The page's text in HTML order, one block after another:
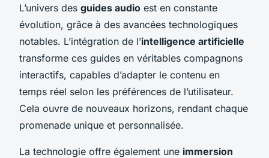
L’univers des guides audio est en constante
évolution, grâce à des avancées technologiques
notables. L’intégration de l’intelligence artificielle
transforme ces guides en véritables compagnons
interactifs, capables d’adapter le contenu en
temps réel selon les préférences de l’utilisateur.
Cela ouvre de nouveaux horizons, rendant chaque
promenade unique et personnalisée.
La technologie offre également une immersion